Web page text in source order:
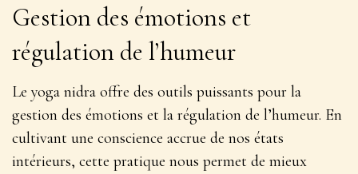
Gestion des émotions et
régulation de l’humeur
Le yoga nidra offre des outils puissants pour la
gestion des émotions et la régulation de l’humeur. En
cultivant une conscience accrue de nos états
intérieurs, cette pratique nous permet de mieux